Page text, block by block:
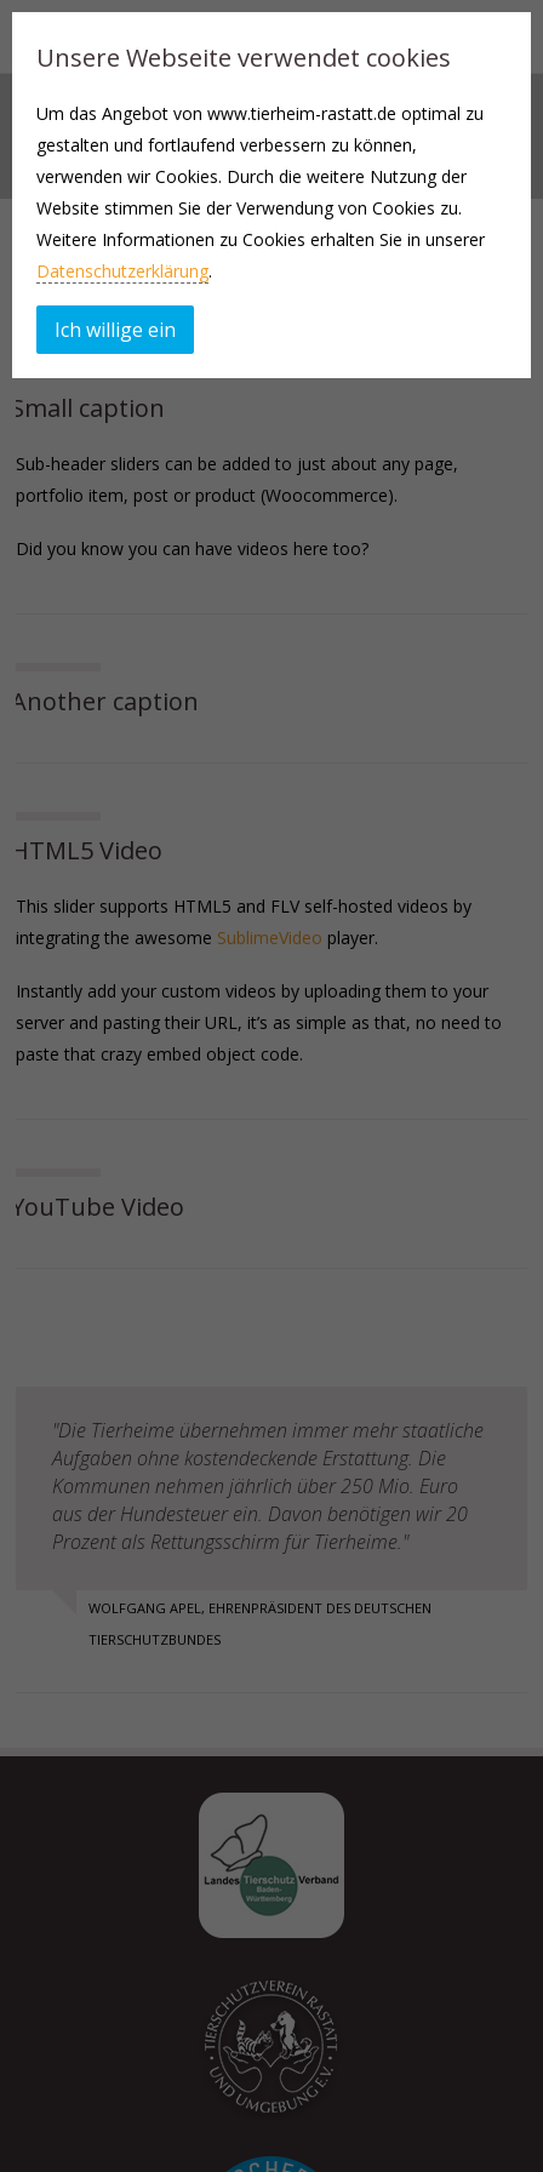
WELCOME!
Welcome!
Small caption
Sub-header sliders can be added to just about any page,
portfolio item, post or product (Woocommerce).
Did you know you can have videos here too?
Another caption
HTML5 Video
This slider supports HTML5 and FLV self-hosted videos by
integrating the awesome SublimeVideo player.
Instantly add your custom videos by uploading them to your
server and pasting their URL, it’s as simple as that, no need to
paste that crazy embed object code.
YouTube Video
"Die Tierheime übernehmen immer mehr staatliche
Aufgaben ohne kostendeckende Erstattung. Die
Kommunen nehmen jährlich über 250 Mio. Euro
aus der Hundesteuer ein. Davon benötigen wir 20
Prozent als Rettungsschirm für Tierheime."
WOLFGANG APEL, EHRENPRÄSIDENT DES DEUTSCHEN
TIERSCHUTZBUNDES
Unsere Webseite verwendet cookies
Um das Angebot von www.tierheim-rastatt.de optimal zu
gestalten und fortlaufend verbessern zu können,
verwenden wir Cookies. Durch die weitere Nutzung der
Website stimmen Sie der Verwendung von Cookies zu.
Weitere Informationen zu Cookies erhalten Sie in unserer
Datenschutzerklärung.
Ich willige ein